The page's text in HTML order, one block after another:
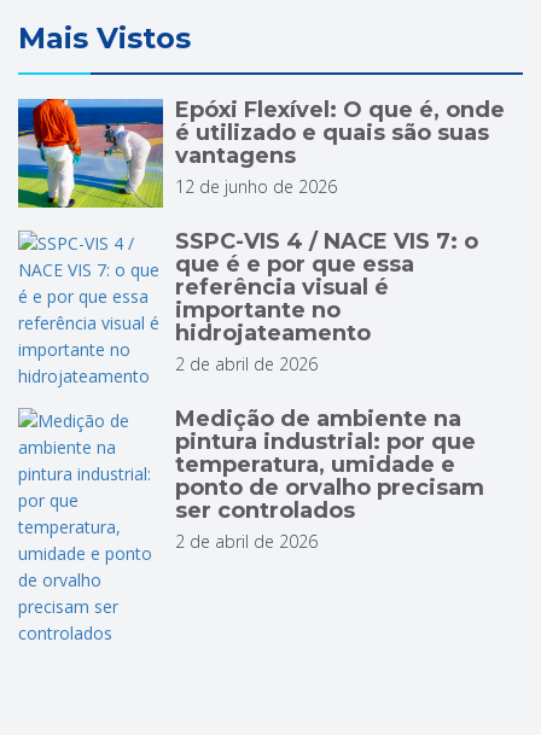
Mais Vistos
Epóxi Flexível: O que é, onde
é utilizado e quais são suas
vantagens
12 de junho de 2026
SSPC-VIS 4 / NACE VIS 7: o
que é e por que essa
referência visual é
importante no
hidrojateamento
2 de abril de 2026
Medição de ambiente na
pintura industrial: por que
temperatura, umidade e
ponto de orvalho precisam
ser controlados
2 de abril de 2026